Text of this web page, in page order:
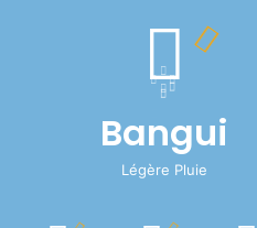
Bangui
Légère Pluie